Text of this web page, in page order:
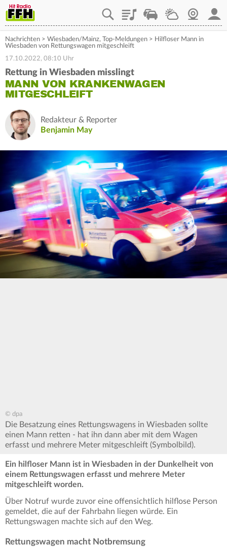
PlaylistStaupilotWetterWebcam
Nachrichten > Wiesbaden/Mainz, Top-Meldungen > Hilfloser Mann in
Wiesbaden von Rettungswagen mitgeschleift
17.10.2022, 08:10 Uhr
Rettung in Wiesbaden misslingt
MANN VON KRANKENWAGEN
MITGESCHLEIFT
Redakteur & Reporter
Benjamin May
© dpa
Die Besatzung eines Rettungswagens in Wiesbaden sollte
einen Mann retten - hat ihn dann aber mit dem Wagen
erfasst und mehrere Meter mitgeschleift (Symbolbild).
Ein hilfloser Mann ist in Wiesbaden in der Dunkelheit von
einem Rettungswagen erfasst und mehrere Meter
mitgeschleift worden.
Über Notruf wurde zuvor eine offensichtlich hilflose Person
gemeldet, die auf der Fahrbahn liegen würde. Ein
Rettungswagen machte sich auf den Weg.
Rettungswagen macht Notbremsung